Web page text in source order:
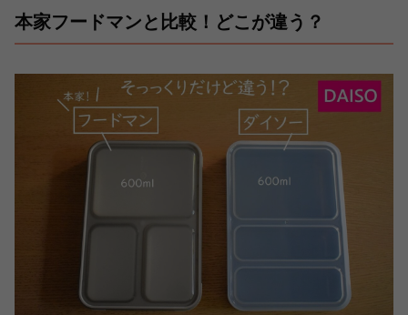
本家フードマンと比較！どこが違う？